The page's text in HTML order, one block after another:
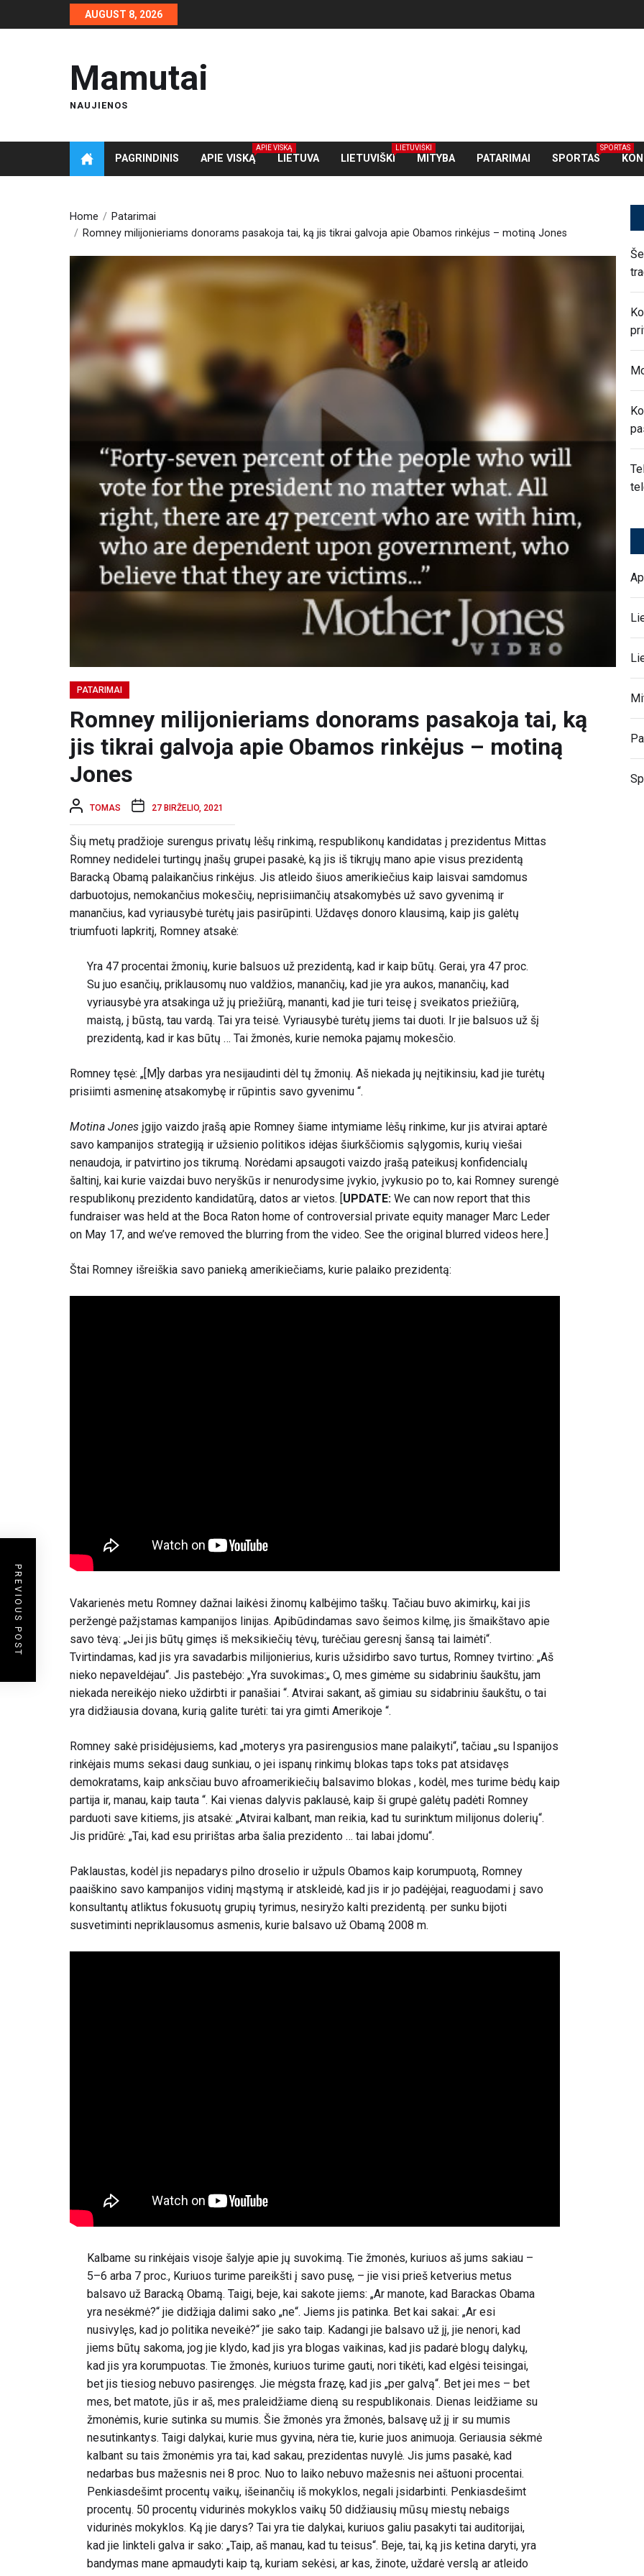
to
AUGUST 8, 2026
Mamutai
NAUJIENOS
PAGRINDINIS APIE VISKĄ
APIE VISKĄ
LIETUVA LIETUVIŠKI
LIETUVIŠKI
MITYBA PATARIMAI SPORTAS
SPORTAS
Home
Patarimai
Romney milijonieriams donorams pasakoja tai, ką jis tikrai galvoja apie Obamos rinkėjus – motiną Jones
PATARIMAI
Romney milijonieriams donorams pasakoja tai, ką
jis tikrai galvoja apie Obamos rinkėjus – motiną
Jones
TOMAS 27 BIRŽELIO, 2021
Šių metų pradžioje surengus privatų lėšų rinkimą, respublikonų kandidatas į prezidentus Mittas
Romney nedidelei turtingų įnašų grupei pasakė, ką jis iš tikrųjų mano apie visus prezidentą
Baracką Obamą palaikančius rinkėjus. Jis atleido šiuos amerikiečius kaip laisvai samdomus
darbuotojus, nemokančius mokesčių, neprisiimančių atsakomybės už savo gyvenimą ir
manančius, kad vyriausybė turėtų jais pasirūpinti. Uždavęs donoro klausimą, kaip jis galėtų
triumfuoti lapkritį, Romney atsakė:
Yra 47 procentai žmonių, kurie balsuos už prezidentą, kad ir kaip būtų. Gerai, yra 47 proc.
Su juo esančių, priklausomų nuo valdžios, manančių, kad jie yra aukos, manančių, kad
vyriausybė yra atsakinga už jų priežiūrą, mananti, kad jie turi teisę į sveikatos priežiūrą,
maistą, į būstą, tau vardą. Tai yra teisė. Vyriausybė turėtų jiems tai duoti. Ir jie balsuos už šį
prezidentą, kad ir kas būtų … Tai žmonės, kurie nemoka pajamų mokesčio.
Romney tęsė: „[M]y darbas yra nesijaudinti dėl tų žmonių. Aš niekada jų neįtikinsiu, kad jie turėtų
prisiimti asmeninę atsakomybę ir rūpintis savo gyvenimu “.
Motina Jones įgijo vaizdo įrašą apie Romney šiame intymiame lėšų rinkime, kur jis atvirai aptarė
savo kampanijos strategiją ir užsienio politikos idėjas šiurkščiomis sąlygomis, kurių viešai
nenaudoja, ir patvirtino jos tikrumą. Norėdami apsaugoti vaizdo įrašą pateikusį konfidencialų
šaltinį, kai kurie vaizdai buvo neryškūs ir nenurodysime įvykio, įvykusio po to, kai Romney surengė
respublikonų prezidento kandidatūrą, datos ar vietos. [ UPDATE: We can now report that this
fundraiser was held at the Boca Raton home of controversial private equity manager Marc Leder
on May 17, and we’ve removed the blurring from the video. See the original blurred videos here.]
Štai Romney išreiškia savo panieką amerikiečiams, kurie palaiko prezidentą:
Vakarienės metu Romney dažnai laikėsi žinomų kalbėjimo taškų. Tačiau buvo akimirkų, kai jis
peržengė pažįstamas kampanijos linijas. Apibūdindamas savo šeimos kilmę, jis šmaikštavo apie
savo tėvą: „Jei jis būtų gimęs iš meksikiečių tėvų, turėčiau geresnį šansą tai laimėti“.
Tvirtindamas, kad jis yra savadarbis milijonierius, kuris užsidirbo savo turtus, Romney tvirtino: „Aš
nieko nepaveldėjau“. Jis pastebėjo: „Yra suvokimas:„ O, mes gimėme su sidabriniu šaukštu, jam
niekada nereikėjo nieko uždirbti ir panašiai “. Atvirai sakant, aš gimiau su sidabriniu šaukštu, o tai
yra didžiausia dovana, kurią galite turėti: tai yra gimti Amerikoje “.
Romney sakė prisidėjusiems, kad „moterys yra pasirengusios mane palaikyti“, tačiau „su Ispanijos
rinkėjais mums sekasi daug sunkiau, o jei ispanų rinkimų blokas taps toks pat atsidavęs
demokratams, kaip anksčiau buvo afroamerikiečių balsavimo blokas , kodėl, mes turime bėdų kaip
partija ir, manau, kaip tauta “. Kai vienas dalyvis paklausė, kaip ši grupė galėtų padėti Romney
parduoti save kitiems, jis atsakė: „Atvirai kalbant, man reikia, kad tu surinktum milijonus dolerių“.
Jis pridūrė: „Tai, kad esu pririštas arba šalia prezidento … tai labai įdomu“.
Paklaustas, kodėl jis nepadarys pilno droselio ir užpuls Obamos kaip korumpuotą, Romney
paaiškino savo kampanijos vidinį mąstymą ir atskleidė, kad jis ir jo padėjėjai, reaguodami į savo
konsultantų atliktus fokusuotų grupių tyrimus, nesiryžo kalti prezidentą. per sunku bijoti
susvetiminti nepriklausomus asmenis, kurie balsavo už Obamą 2008 m.
Kalbame su rinkėjais visoje šalyje apie jų suvokimą. Tie žmonės, kuriuos aš jums sakiau –
5–6 arba 7 proc., Kuriuos turime pareikšti į savo pusę, – jie visi prieš ketverius metus
balsavo už Baracką Obamą. Taigi, beje, kai sakote jiems: „Ar manote, kad Barackas Obama
yra nesėkmė?“ jie didžiąja dalimi sako „ne“. Jiems jis patinka. Bet kai sakai: „Ar esi
nusivylęs, kad jo politika neveikė?“ jie sako taip. Kadangi jie balsavo už jį, jie nenori, kad
jiems būtų sakoma, jog jie klydo, kad jis yra blogas vaikinas, kad jis padarė blogų dalykų,
kad jis yra korumpuotas. Tie žmonės, kuriuos turime gauti, nori tikėti, kad elgėsi teisingai,
bet jis tiesiog nebuvo pasirengęs. Jie mėgsta frazę, kad jis „per galvą“. Bet jei mes – bet
mes, bet matote, jūs ir aš, mes praleidžiame dieną su respublikonais. Dienas leidžiame su
žmonėmis, kurie sutinka su mumis. Šie žmonės yra žmonės, balsavę už jį ir su mumis
nesutinkantys. Taigi dalykai, kurie mus gyvina, nėra tie, kurie juos animuoja. Geriausia sėkmė
kalbant su tais žmonėmis yra tai, kad sakau, prezidentas nuvylė. Jis jums pasakė, kad
nedarbas bus mažesnis nei 8 proc. Nuo to laiko nebuvo mažesnis nei aštuoni procentai.
Penkiasdešimt procentų vaikų, išeinančių iš mokyklos, negali įsidarbinti. Penkiasdešimt
procentų. 50 procentų vidurinės mokyklos vaikų 50 didžiausių mūsų miestų nebaigs
vidurinės mokyklos. Ką jie darys? Tai yra tie dalykai, kuriuos galiu pasakyti tai auditorijai,
kad jie linkteli galva ir sako: „Taip, aš manau, kad tu teisus“. Beje, tai, ką jis ketina daryti, yra
bandymas mane apmaudyti kaip tą, kuriam sekėsi, ar kas, žinote, uždarė verslą ar atleido
PREVIOUS POST